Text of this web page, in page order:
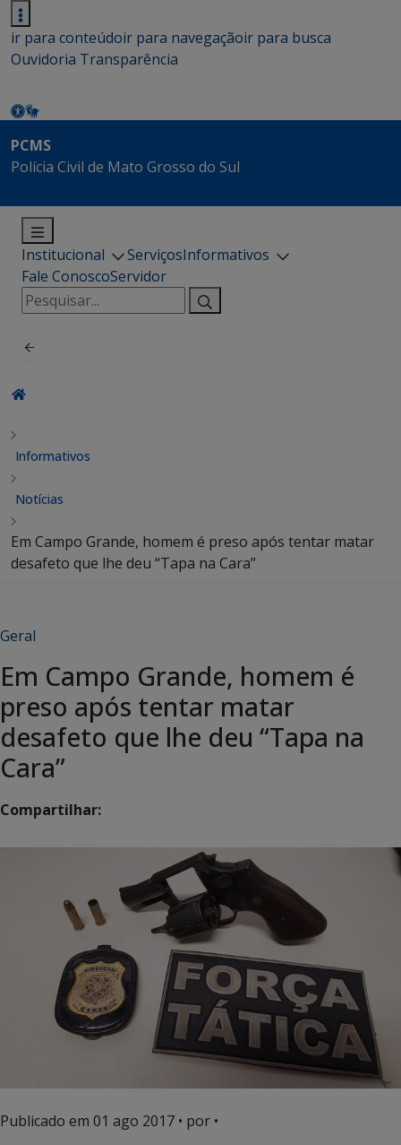
ir para conteúdoir para navegaçãoir para busca
Ouvidoria Transparência
PCMS
Polícia Civil de Mato Grosso do Sul
Institucional ServiçosInformativos
Fale ConoscoServidor
Pesquisar
por:
Informativos
Notícias
Em Campo Grande, homem é preso após tentar matar
desafeto que lhe deu “Tapa na Cara”
Geral
Em Campo Grande, homem é
preso após tentar matar
desafeto que lhe deu “Tapa na
Cara”
Compartilhar:
Publicado em 01 ago 2017 • por •